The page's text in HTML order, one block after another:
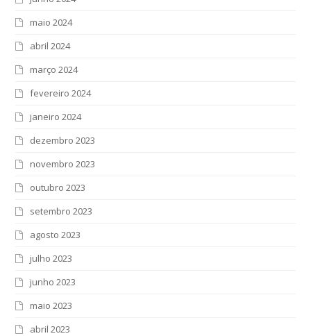
maio 2024
abril 2024
março 2024
fevereiro 2024
janeiro 2024
dezembro 2023
novembro 2023
outubro 2023
setembro 2023
agosto 2023
julho 2023
junho 2023
maio 2023
abril 2023